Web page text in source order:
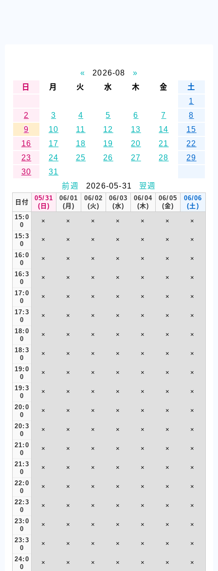
« 2026-08
»
日
月 火 水 木 金
土
1
2
3 4 5 6 7
8
9
10 11 12 13 14
15
16
17 18 19 20 21
22
23
24 25 26 27 28
29
30
31
前週
2026-05-31 翌週
日付
05/31
(日)
06/01
(月)
06/02
(火)
06/03
(水)
06/04
(木)
06/05
(金)
06/06
(土)
15:0
0
× × × × × × ×
15:3
0
× × × × × × ×
16:0
0
× × × × × × ×
16:3
0
× × × × × × ×
17:0
0
× × × × × × ×
17:3
0
× × × × × × ×
18:0
0
× × × × × × ×
18:3
0
× × × × × × ×
19:0
0
× × × × × × ×
19:3
0
× × × × × × ×
20:0
0
× × × × × × ×
20:3
0
× × × × × × ×
21:0
0
× × × × × × ×
21:3
0
× × × × × × ×
22:0
0
× × × × × × ×
22:3
0
× × × × × × ×
23:0
0
× × × × × × ×
23:3
0
× × × × × × ×
24:0
0
× × × × × × ×